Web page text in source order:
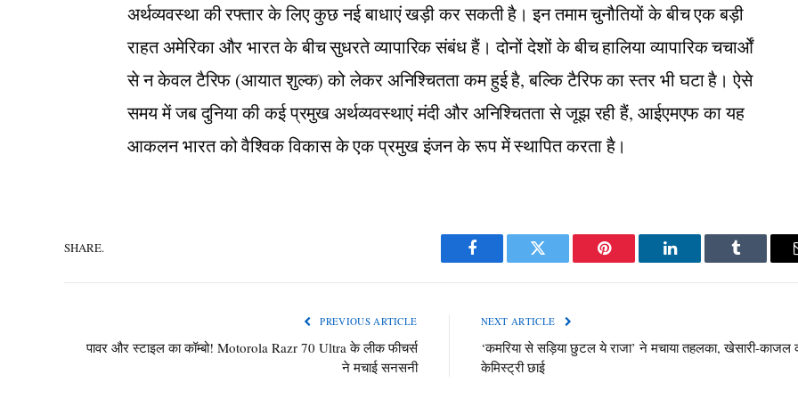
अर्थव्यवस्था की रफ्तार के लिए कुछ नई बाधाएं खड़ी कर सकती है। इन तमाम चुनौतियों के बीच एक बड़ी
राहत अमेरिका और भारत के बीच सुधरते व्यापारिक संबंध हैं। दोनों देशों के बीच हालिया व्यापारिक चचार्ओं
से न केवल टैरिफ (आयात शुल्क) को लेकर अनिश्चितता कम हुई है, बल्कि टैरिफ का स्तर भी घटा है। ऐसे
समय में जब दुनिया की कई प्रमुख अर्थव्यवस्थाएं मंदी और अनिश्चितता से जूझ रही हैं, आईएमएफ का यह
आकलन भारत को वैश्विक विकास के एक प्रमुख इंजन के रूप में स्थापित करता है।
SHARE.
Facebook Twitter Pinterest LinkedIn Tumblr
PREVIOUS ARTICLE
पावर और स्टाइल का कॉम्बो! Motorola Razr 70 Ultra के लीक फीचर्स
ने मचाई सनसनी
NEXT ARTICLE
‘कमरिया से सड़िया छुटल ये राजा’ ने मचाया तहलका, खेसारी-काजल
केमिस्ट्री छाई